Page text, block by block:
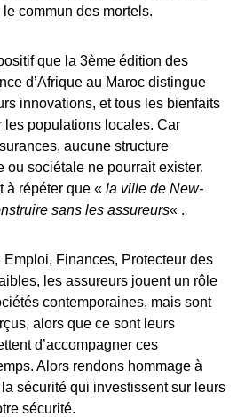
commun des mortels.
que la 3ème édition des
d’Afrique au Maroc distingue
innovations, et tous les bienfaits
les populations locales. Car
aucune structure
ou sociétale ne pourrait exister.
à répéter que « la ville de New-
sans les assureurs« .
Emploi, Finances, Protecteur des
les assureurs jouent un rôle
contemporaines, mais sont
alors que ce sont leurs
d’accompagner ces
Alors rendons hommage à
sécurité qui investissent sur leurs
sécurité.